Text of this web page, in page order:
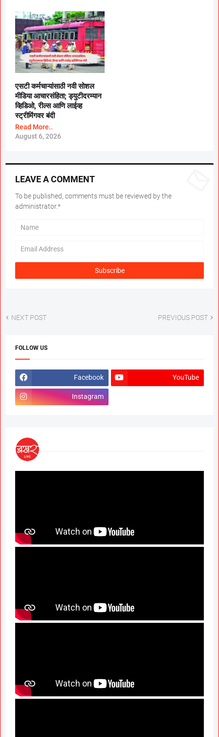
एसटी कर्मचाऱ्यांसाठी नवी सोशल
मीडिया आचारसंहिता; ड्युटीदरम्यान
व्हिडिओ, रील्स आणि लाईव्ह
स्ट्रीमिंगवर बंदी
Read More..
August 6, 2026
LEAVE A COMMENT
To be published, comments must be reviewed by the
administrator.*
NEXT POST PREVIOUS POST
FOLLOW US
Facebook YouTube
Instagram